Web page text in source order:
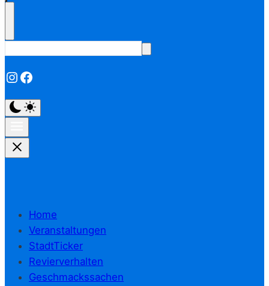
Instagram
Facebook
Home
Veranstaltungen
StadtTicker
Revierverhalten
Geschmackssachen